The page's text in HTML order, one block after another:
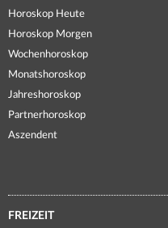
Horoskop Heute
Horoskop Morgen
Wochenhoroskop
Monatshoroskop
Jahreshoroskop
Partnerhoroskop
Aszendent
FREIZEIT